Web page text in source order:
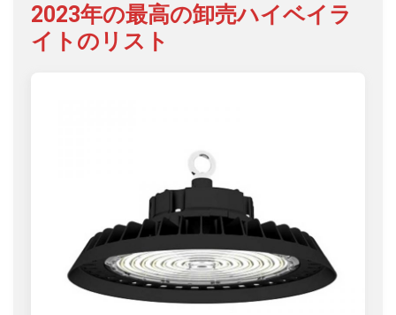
2023年の最高の卸売ハイベイラ
イトのリスト